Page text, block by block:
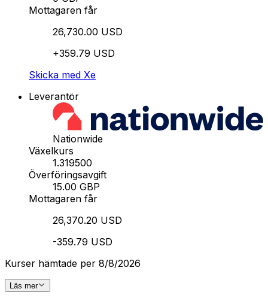
Mottagaren får
26,730.00 USD
+359.79 USD
Skicka med Xe
Leverantör
Nationwide
Växelkurs
1.319500
Överföringsavgift
15.00 GBP
Mottagaren får
26,370.20 USD
-359.79 USD
Kurser hämtade per 8/8/2026
Läs mer